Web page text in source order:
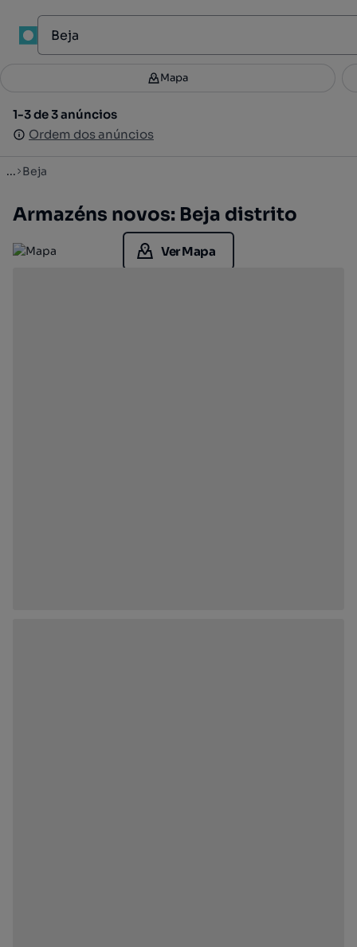
Filtros 3
1-3 de 3 anúncios
Ordem dos anúncios
Mapa
1-3 de 3 anúncios
Ordem dos anúncios
... Beja
Armazéns novos: Beja distrito
Ver Mapa